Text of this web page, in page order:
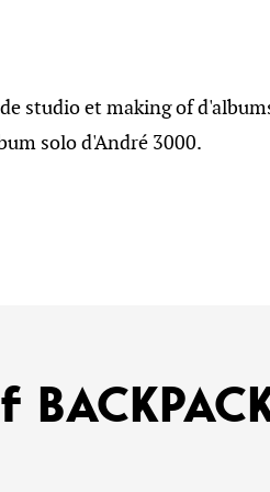
studio et making of
solo d'André 3000.